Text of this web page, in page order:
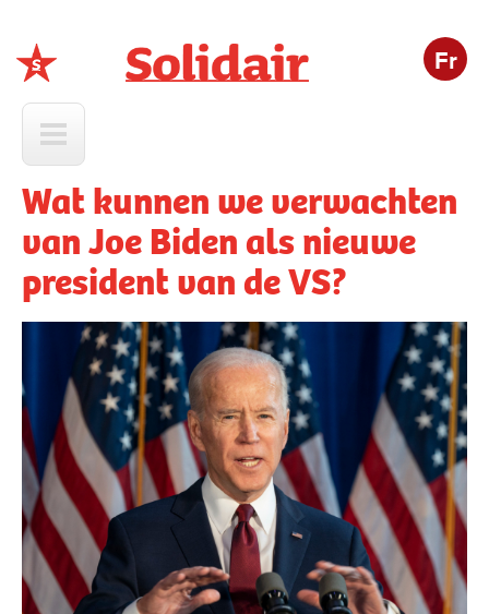
Fr
Wat kunnen we verwachten
van Joe Biden als nieuwe
president van de VS?